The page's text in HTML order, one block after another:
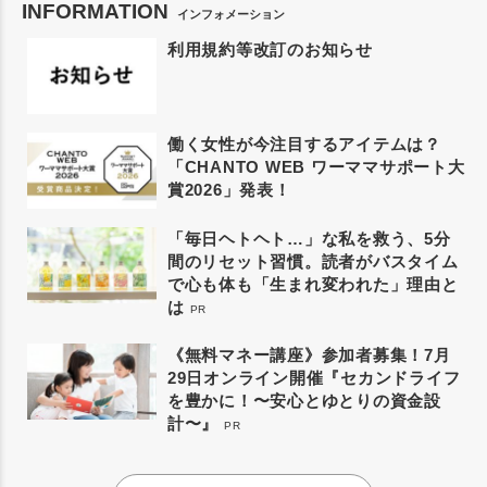
INFORMATION インフォメーション
利用規約等改訂のお知らせ
働く女性が今注目するアイテムは？
「CHANTO WEB ワーママサポート大
賞2026」発表！
「毎日ヘトヘト…」な私を救う、5分
間のリセット習慣。読者がバスタイム
で心も体も「生まれ変われた」理由と
は PR
《無料マネー講座》参加者募集！7月
29日オンライン開催『セカンドライフ
を豊かに！〜安心とゆとりの資金設
計〜』
PR